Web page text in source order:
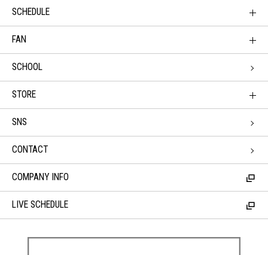
SCHEDULE
FAN
SCHOOL
STORE
SNS
CONTACT
COMPANY INFO
LIVE SCHEDULE